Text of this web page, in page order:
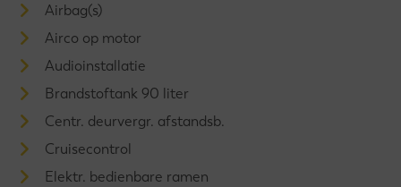
Airbag(s)
Airco op motor
Audioinstallatie
Brandstoftank 90 liter
Centr. deurvergr. afstandsb.
Cruisecontrol
Elektr. bedienbare ramen